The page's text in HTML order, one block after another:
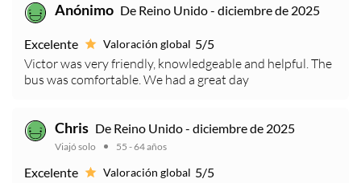
Anónimo De Reino Unido - diciembre de 2025
Excelente Valoración global 5/5
Victor was very friendly, knowledgeable and helpful. The
bus was comfortable. We had a great day
Chris De Reino Unido - diciembre de 2025
Viajó solo 55 - 64 años
Excelente Valoración global 5/5